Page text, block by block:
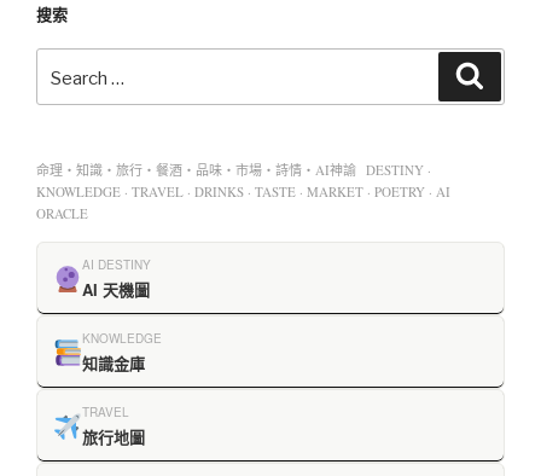
搜索
命理・知識・旅行・餐酒・品味・市場・詩情・AI神諭 DESTINY ·
KNOWLEDGE · TRAVEL · DRINKS · TASTE · MARKET · POETRY · AI
ORACLE
AI DESTINY
AI 天機圖
KNOWLEDGE
知識金庫
TRAVEL
旅行地圖